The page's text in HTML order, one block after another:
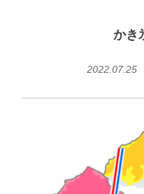
かき
2022.07.25